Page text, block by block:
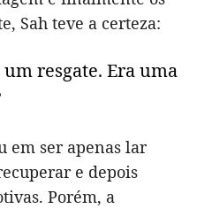
Sah teve a certeza:
resgate. Era uma
em ser apenas lar
e depois
Porém, a